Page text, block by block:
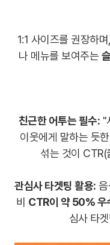
1:1 사이즈를 권장하
나 메뉴를 보여주는
친근한 어투는 필수: "
이웃에게 말하는 듯
섞는 것이 CTR(
관심사 타겟팅 활용:
비 CTR이 약 50% 우
심사 타